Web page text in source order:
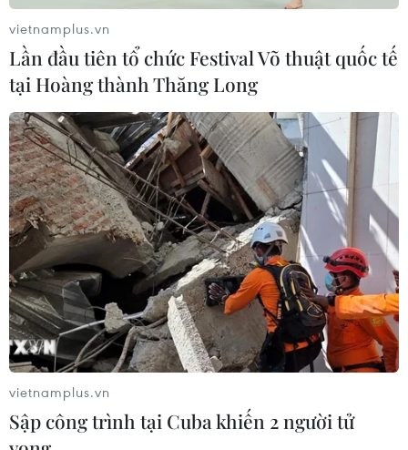
vietnamplus.vn
Lần đầu tiên tổ chức Festival Võ thuật quốc tế
tại Hoàng thành Thăng Long
vietnamplus.vn
Sập công trình tại Cuba khiến 2 người tử